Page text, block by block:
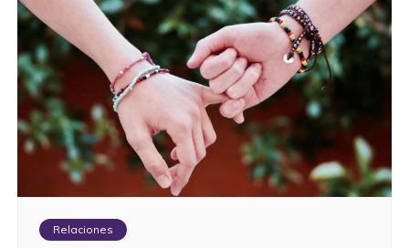
e
e
n
t
a
Relaciones